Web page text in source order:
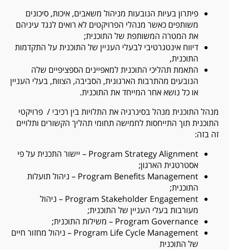
פיתרון בעיות הנובעות מניהול משאבים, איכות, סיכונים
משותפים כאשר מנהלי הפרויקטים לא רואים לנגד עיניהם
את המטרה המשותפת של התוכנית;
דיווח אינטגרטיבי לבעלי העניין של התוכנית על התקדמות
התוכנית,
התאמת תהליכי התוכנית למאפיינים הספציפיים שלה
הנובעים מהתרבות הארגונית, הסביבה, הצוות, בעלי העניין
או כל נושא אחר המייחד את התוכנית.
מנהל התוכנית מנהל בסינרגיה את התלויות בין רכיבי / פרויקטי
התוכנית תוך התייחסות לחמישה תחומי תהליך הקשורים ותלויים
זה בזה:
Program Strategy Alignment – יישור התכנית על פי
אסטרטגית הארגון;
Program Benefits Management – ניהול תועלות
התוכנית;
Program Stakeholder Engagement – ניהול
מעורבות בעלי העניין של התוכנית;
Program Governance – משילות התוכנית;
Program Life Cycle Management – ניהול מחזור חיים
של התוכנית